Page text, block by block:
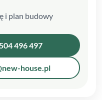
i plan budowy
496 497
house.pl